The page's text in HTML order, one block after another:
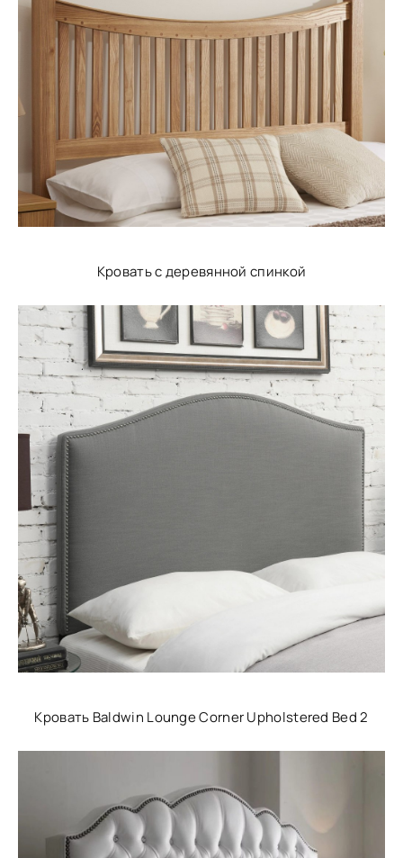
Кровать с деревянной спинкой
Кровать Baldwin Lounge Corner Upholstered Bed 2